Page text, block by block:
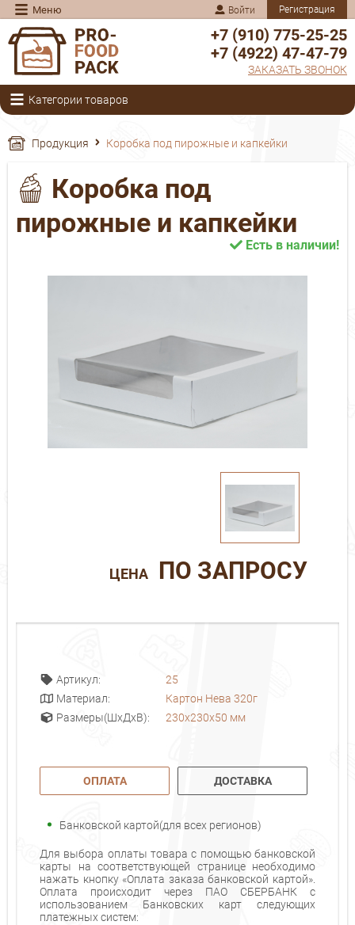
Меню Войти Регистрация
+7 (910) 775-25-25
+7 (4922) 47-47-79
ЗАКАЗАТЬ ЗВОНОК
Категории товаров
Продукция Коробка под пирожные и капкейки
Коробка под
пирожные и капкейки
Есть в наличии!
ЦЕНА ПО ЗАПРОСУ
Артикул:
25
Материал:
Картон Нева 320г
Размеры(ШхДхВ):
230x230x50 мм
ОПЛАТА ДОСТАВКА
Банковской картой(для всех регионов)
Для выбора оплаты товара с помощью банковской
карты на соответствующей странице необходимо
нажать кнопку «Оплата заказа банковской картой».
Оплата происходит через ПАО СБЕРБАНК с
использованием Банковских карт следующих
платежных систем: